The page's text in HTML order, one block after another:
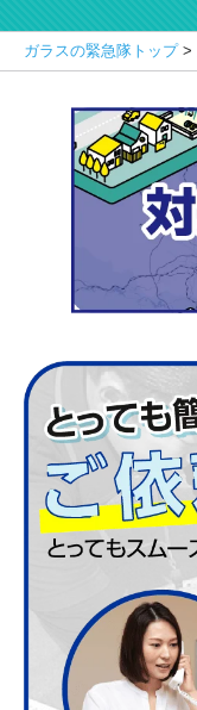
ガラスの緊急隊トップ>